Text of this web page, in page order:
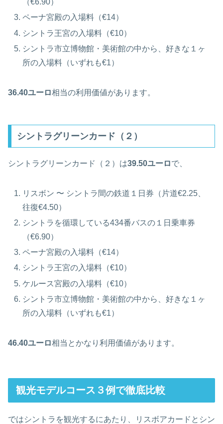
（€6.90）
ペーナ宮殿の入場料（€14）
シントラ王宮の入場料（€10）
シントラ市立博物館・美術館の中から、好きな１ヶ
所の入場料（いずれも€1）
36.40ユーロ相当の利用価値があります。
シントラグリーンカード（２）
シントラグリーンカード（２）は39.50ユーロで、
リスボン 〜 シントラ間の鉄道１日券（片道€2.25、
往復€4.50）
シントラを循環している434番バスの１日乗車券
（€6.90）
ペーナ宮殿の入場料（€14）
シントラ王宮の入場料（€10）
ケルース宮殿の入場料（€10）
シントラ市立博物館・美術館の中から、好きな１ヶ
所の入場料（いずれも€1）
46.40ユーロ相当とかなり利用価値があります。
観光モデルコース３例で徹底比較
ではシントラを観光するにあたり、リスボアカードとシン